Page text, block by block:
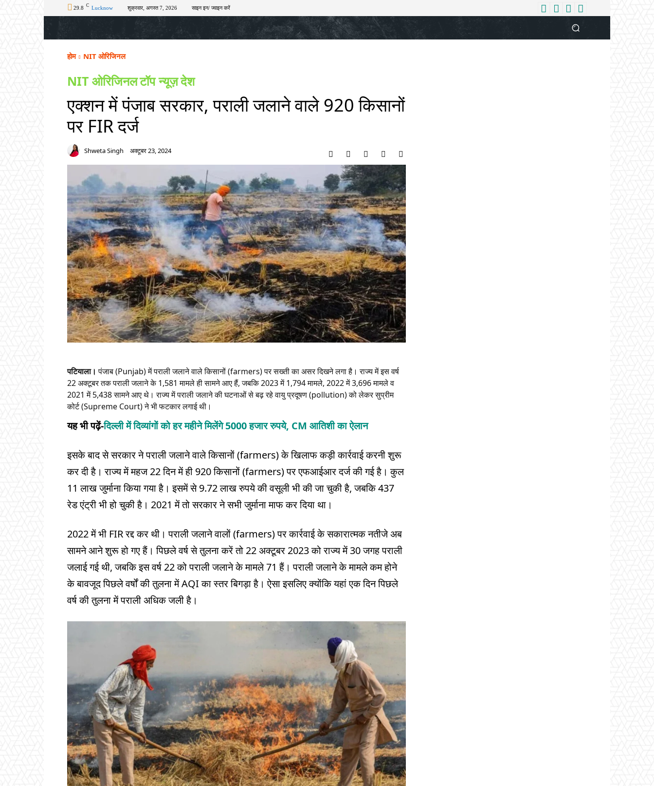
29.8 C Lucknow शुक्रवार, अगस्त 7, 2026 साइन इन/ ज्वाइन करें
अपराध चुनाव खेल टेक – ऑटो राज्य मनोरंजन लाइफस्टाइल बिजनेस आपकी आवाज
होम NIT ओरिजिनल
NIT ओरिजिनलटॉप न्यूज़देश
एक्शन में पंजाब सरकार, पराली जलाने वाले 920 किसानों
पर FIR दर्ज
Shweta Singh अक्टूबर 23, 2024
पटियाला। पंजाब (Punjab) में पराली जलाने वाले किसानों (farmers) पर सख्ती का असर दिखने लगा है। राज्य में इस वर्ष
22 अक्टूबर तक पराली जलाने के 1,581 मामले ही सामने आए हैं, जबकि 2023 में 1,794 मामले, 2022 में 3,696 मामले व
2021 में 5,438 सामने आए थे। राज्य में पराली जलाने की घटनाओं से बढ़ रहे वायु प्रदूषण (pollution) को लेकर सुप्रीम
कोर्ट (Supreme Court) ने भी फटकार लगाई थी।
यह भी पढ़ें-दिल्ली में दिव्यांगों को हर महीने मिलेंगे 5000 हजार रुपये, CM आतिशी का ऐलान
इसके बाद से सरकार ने पराली जलाने वाले किसानों (farmers) के खिलाफ कड़ी कार्रवाई करनी शुरू
कर दी है। राज्य में महज 22 दिन में ही 920 किसानों (farmers) पर एफआईआर दर्ज की गई है। कुल
11 लाख जुर्माना किया गया है। इसमें से 9.72 लाख रुपये की वसूली भी की जा चुकी है, जबकि 437
रेड एंट्री भी हो चुकी है। 2021 में तो सरकार ने सभी जुर्माना माफ कर दिया था।
2022 में भी FIR रद्द कर थी। पराली जलाने वालों (farmers) पर कार्रवाई के सकारात्मक नतीजे अब
सामने आने शुरू हो गए हैं। पिछले वर्ष से तुलना करें तो 22 अक्टूबर 2023 को राज्य में 30 जगह पराली
जलाई गई थी, जबकि इस वर्ष 22 को पराली जलाने के मामले 71 हैं। पराली जलाने के मामले कम होने
के बावजूद पिछले वर्षों की तुलना में AQI का स्तर बिगड़ा है। ऐसा इसलिए क्योंकि यहां एक दिन पिछले
वर्ष की तुलना में पराली अधिक जली है।